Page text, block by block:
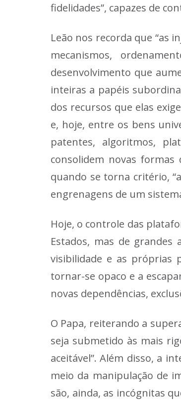
fidelidades”, capazes de
Leão nos recorda que “as
mecanismos,
desenvolvimento que
inteiras a papéis
dos recursos que elas
e, hoje, entre os bens
patentes, algoritmos,
consolidem novas
quando se torna critério,
engrenagens de um
Hoje, o controle das
Estados, mas de grandes
visibilidade e as próprias
tornar-se opaco e a
novas dependências,
O Papa, reiterando a
seja submetido às mais
aceitável”. Além disso, a
meio da manipulação de
são, ainda, as incógnitas